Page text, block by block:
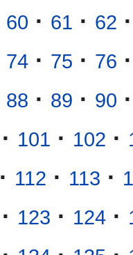
60 · 61 · 62 ·
74 · 75 · 76 ·
88 · 89 · 90 ·
· 101 · 102 ·
· 112 · 113 ·
· 123 · 124 ·